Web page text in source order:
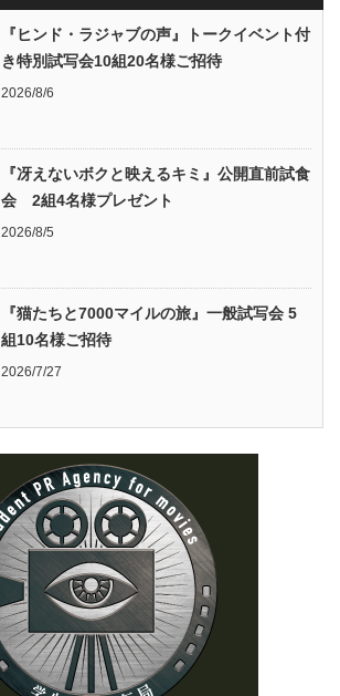
『ヒンド・ラジャブの声』トークイベント付
き特別試写会10組20名様ご招待
2026/8/6
『冴えないボクと映えるキミ』公開直前試食
会 2組4名様プレゼント
2026/8/5
『猫たちと7000マイルの旅』一般試写会 5
組10名様ご招待
2026/7/27